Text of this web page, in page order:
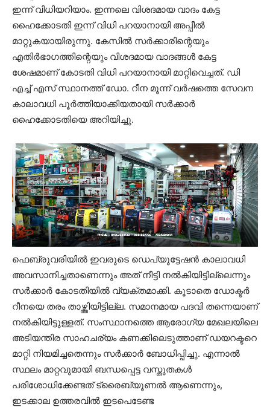
ഇന്ന് വിധിയറിയാം. ഇന്നലെ വിശദമായ വാദം കേട്ട
ഹൈക്കോടതി ഇന്ന് വിധി പറയാനായി അപ്പീൽ
മാറ്റുകയായിരുന്നു. കേസിൽ സർക്കാരിന്റെയും
എതിർഭാഗത്തിന്റെയും വിശദമായ വാദങ്ങൾ കേട്ട
ശേഷമാണ് കോടതി വിധി പറയാനായി മാറ്റിവെച്ചത്. ഡി
എച്ച് എസ് സ്ഥാനത്ത് ഡോ. റീന മൂന്ന് വർഷത്തെ സേവന
കാലാവധി പൂർത്തിയാക്കിയതായി സർക്കാർ
ഹൈക്കോടതിയെ അറിയിച്ചു.
ഫെബ്രുവരിയിൽ ഇവരുടെ ഡെപ്യൂട്ടേഷൻ കാലാവധി
അവസാനിച്ചതാണെന്നും അത് നീട്ടി നൽകിയിട്ടില്ലെന്നും
സർക്കാർ കോടതിയിൽ വ്യക്തമാക്കി. കൂടാതെ ഡോക്ടർ
റീനയെ തരം താഴ്ത്തിയിട്ടില്ല. സമാനമായ പദവി തന്നെയാണ്
നൽകിയിട്ടുള്ളത്. സംസ്ഥാനത്തെ ആരോഗ്യ മേഖലയിലെ
അടിയന്തിര സാഹചര്യം കണക്കിലെടുത്താണ് ഡയറക്ടറെ
മാറ്റി നിയമിച്ചതെന്നും സർക്കാർ ബോധിപ്പിച്ചു. എന്നാൽ
സ്ഥലം മാറ്റവുമായി ബന്ധപ്പെട്ട വസ്തുതകൾ
പരിശോധിക്കേണ്ടത് ട്രൈബ്യൂണൽ ആണെന്നും,
ഇടക്കാല ഉത്തരവിൽ ഇടപെടേണ്ട